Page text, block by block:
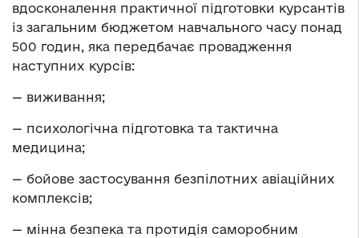
вдосконалення практичної підготовки курсантів
із загальним бюджетом навчального часу понад
500 годин, яка передбачає провадження
наступних курсів:
— виживання;
— психологічна підготовка та тактична
медицина;
— бойове застосування безпілотних авіаційних
комплексів;
— мінна безпека та протидія саморобним